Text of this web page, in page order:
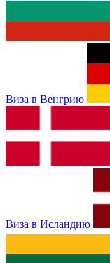
Виза в Венгрию
Виза в Исландию